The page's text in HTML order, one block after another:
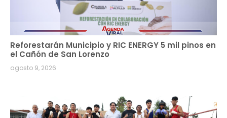
Reforestarán Municipio y RIC ENERGY 5 mil pinos en
el Cañón de San Lorenzo
agosto 9, 2026